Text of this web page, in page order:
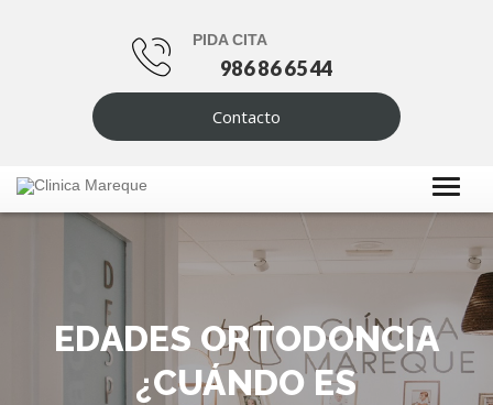
PIDA CITA
986 86 65 44
Contacto
EDADES ORTODONCIA
¿CUÁNDO ES